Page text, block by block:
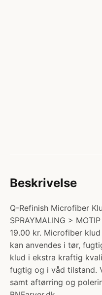
Beskrivelse
Q-Refinish Microfiber
SPRAYMALING >
19.00 kr. Microfiber
kan anvendes i tør,
klud i ekstra kraftig
fugtig og i våd tilstand.
samt aftørring og